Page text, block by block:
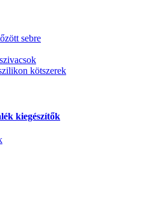
sebre
kötszerek
kiegészítők